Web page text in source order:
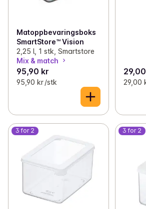
Matoppbevaringsboks
SmartStore™ Vision
2,25 l, 1 stk, Smartstore
Mix & match
95,90 kr
95,90 kr /stk 29,00
3 for 2 3 for 2